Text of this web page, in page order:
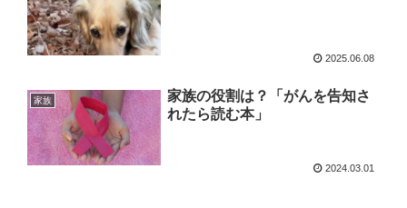
2025.06.08
家族
家族の役割は？「がんを告知さ
れたら読む本」
2024.03.01